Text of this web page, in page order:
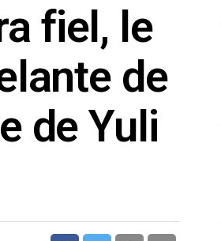
fiel, le
de
de Yuli